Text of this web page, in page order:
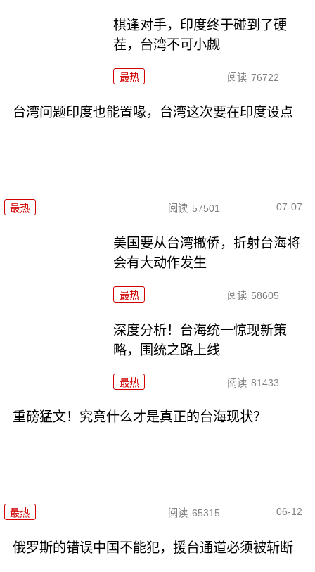
棋逢对手，印度终于碰到了硬
茬，台湾不可小觑
最热 阅读 76722
台湾问题印度也能置喙，台湾这次要在印度设点
最热 阅读 57501 07-07
美国要从台湾撤侨，折射台海将
会有大动作发生
最热 阅读 58605
深度分析！台海统一惊现新策
略，围统之路上线
最热 阅读 81433
重磅猛文！究竟什么才是真正的台海现状？
最热 阅读 65315 06-12
俄罗斯的错误中国不能犯，援台通道必须被斩断